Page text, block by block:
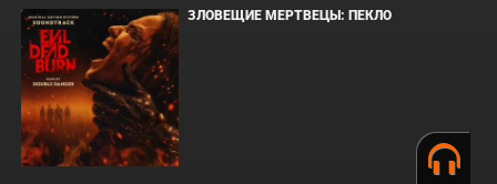
ЗЛОВЕЩИЕ МЕРТВЕЦЫ: ПЕКЛО